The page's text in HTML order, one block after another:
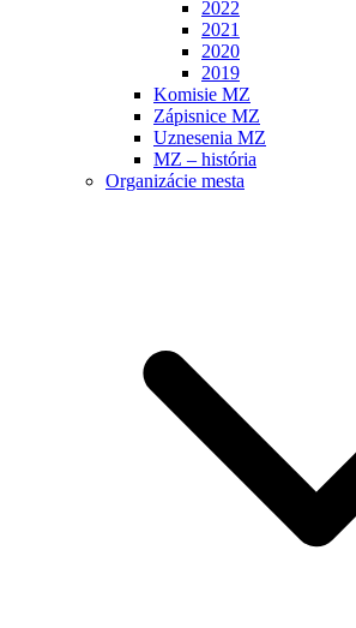
2022
2021
2020
2019
Komisie MZ
Zápisnice MZ
Uznesenia MZ
MZ – história
Organizácie mesta